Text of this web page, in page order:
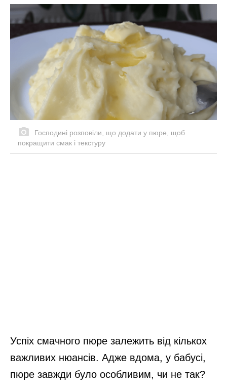
Господині розповіли, що додати у пюре, щоб
покращити смак і текстуру
Успіх смачного пюре залежить від кількох
важливих нюансів. Адже вдома, у бабусі,
пюре завжди було особливим, чи не так?